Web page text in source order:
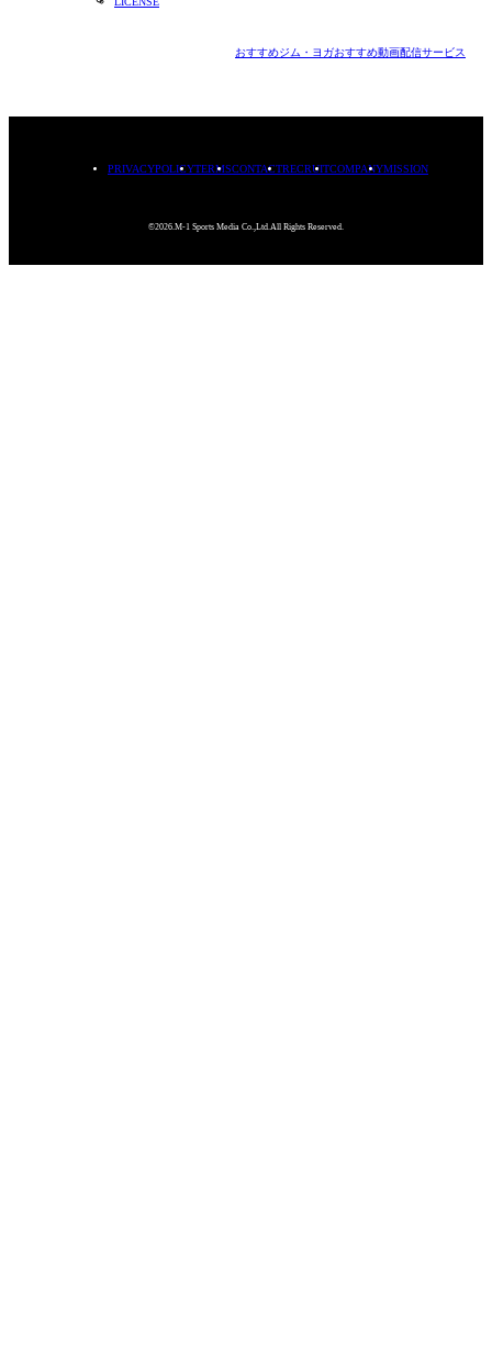
おすすめジム・ヨガおすすめ動画配信サービス
PRIVACYPOLICYTERMSCONTACTRECRUITCOMPANYMISSION
©2026.M-1 Sports Media Co.,Ltd.All Rights Reserved.